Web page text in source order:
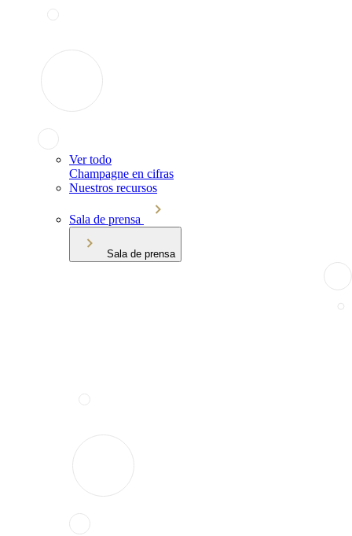
Ver todo
Champagne en cifras
Nuestros recursos
Sala de prensa
Sala de prensa